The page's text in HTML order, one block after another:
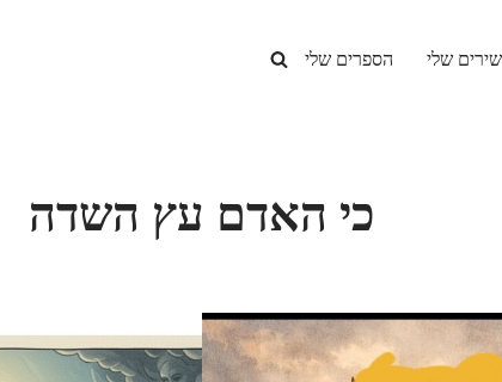
שלי הספרים שלי
כי האדם עץ השדה